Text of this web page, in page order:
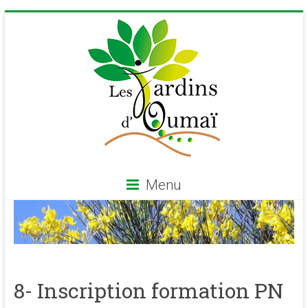
Les
Jardins
Site
Menu
8- Inscription formation PN